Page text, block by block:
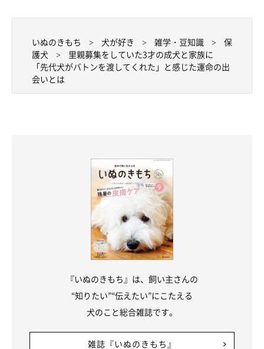
いぬのきもち 犬が好き 雑学・豆知識
保
護犬
里親募集をしていた3才の成犬と家族に
「先代犬がバトンを渡してくれた」と感じた運命の出
会いとは
『いぬのきもち』は、飼い主さんの
“知りたい”“伝えたい”にこたえる
犬のこと総合雑誌です。
雑誌『いぬのきもち』